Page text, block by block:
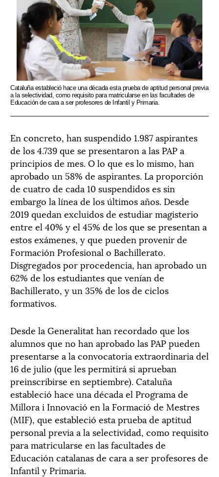
Cataluña estableció hace una década esta prueba de aptitud personal previa
a la selectividad, como requisito para matricularse en las facultades de
Educación de cara a ser profesores de Infantil y Primaria.
En concreto, han suspendido 1.987 aspirantes
de los 4.739 que se presentaron a las PAP a
principios de mes. O lo que es lo mismo, han
aprobado un 58% de aspirantes. La proporción
de cuatro de cada 10 suspendidos es sin
embargo la línea de los últimos años. Desde
2019 quedan excluidos de estudiar magisterio
entre el 40% y el 45% de los que se presentan a
estos exámenes, y que pueden provenir de
Formación Profesional o Bachillerato.
Disgregados por procedencia, han aprobado un
62% de los estudiantes que venían de
Bachillerato, y un 35% de los de ciclos
formativos.
Desde la Generalitat han recordado que los
alumnos que no han aprobado las PAP pueden
presentarse a la convocatoria extraordinaria del
16 de julio (que les permitirá si aprueban
preinscribirse en septiembre). Cataluña
estableció hace una década el Programa de
Millora i Innovació en la Formació de Mestres
(MIF), que estableció esta prueba de aptitud
personal previa a la selectividad, como requisito
para matricularse en las facultades de
Educación catalanas de cara a ser profesores de
Infantil y Primaria.